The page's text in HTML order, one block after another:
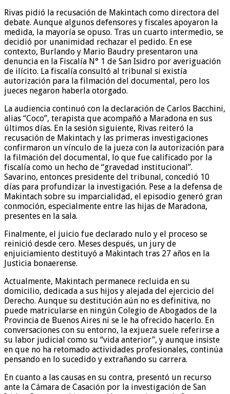
Rivas pidió la recusación de Makintach como directora del
debate. Aunque algunos defensores y fiscales apoyaron la
medida, la mayoría se opuso. Tras un cuarto intermedio, se
decidió por unanimidad rechazar el pedido. En ese
contexto, Burlando y Mario Baudry presentaron una
denuncia en la Fiscalía N° 1 de San Isidro por averiguación
de ilícito. La fiscalía consultó al tribunal si existía
autorización para la filmación del documental, pero los
jueces negaron haberla otorgado.
La audiencia continuó con la declaración de Carlos Bacchini,
alias “Coco”, terapista que acompañó a Maradona en sus
últimos días. En la sesión siguiente, Rivas reiteró la
recusación de Makintach y las primeras investigaciones
confirmaron un vínculo de la jueza con la autorización para
la filmación del documental, lo que fue calificado por la
fiscalía como un hecho de “gravedad institucional”.
Savarino, entonces presidente del tribunal, concedió 10
días para profundizar la investigación. Pese a la defensa de
Makintach sobre su imparcialidad, el episodio generó gran
conmoción, especialmente entre las hijas de Maradona,
presentes en la sala.
Finalmente, el juicio fue declarado nulo y el proceso se
reinició desde cero. Meses después, un jury de
enjuiciamiento destituyó a Makintach tras 27 años en la
Justicia bonaerense.
Actualmente, Makintach permanece recluida en su
domicilio, dedicada a sus hijos y alejada del ejercicio del
Derecho. Aunque su destitución aún no es definitiva, no
puede matricularse en ningún Colegio de Abogados de la
Provincia de Buenos Aires ni se le ha ofrecido hacerlo. En
conversaciones con su entorno, la exjueza suele referirse a
su labor judicial como su “vida anterior”, y aunque insiste
en que no ha retomado actividades profesionales, continúa
pensando en lo sucedido y extrañando su carrera.
En cuanto a las causas en su contra, presentó un recurso
ante la Cámara de Casación por la investigación de San